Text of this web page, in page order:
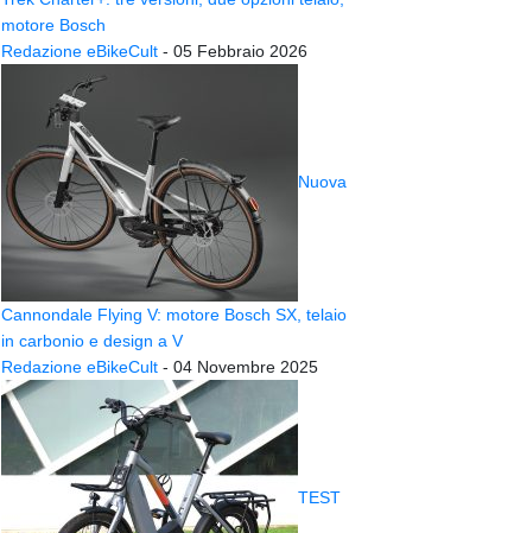
motore Bosch
Redazione eBikeCult - 05 Febbraio 2026
Nuova
Cannondale Flying V: motore Bosch SX, telaio
in carbonio e design a V
Redazione eBikeCult - 04 Novembre 2025
TEST